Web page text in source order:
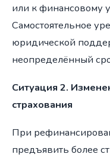
или к финансовому
Самостоятельное
юридической
неопределённый
Ситуация 2.
страхования
При
предъявить более